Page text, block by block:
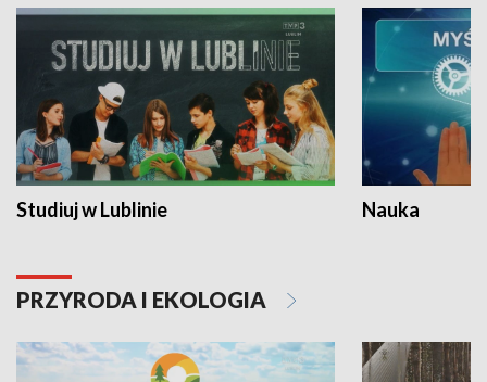
Studiuj w Lublinie Nauka
PRZYRODA I EKOLOGIA